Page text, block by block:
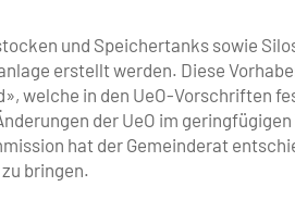
und Speichertanks sowie
erstellt werden. Diese
welche in den UeO-Vorschriften
der UeO im
hat der Gemeinderat
bringen.